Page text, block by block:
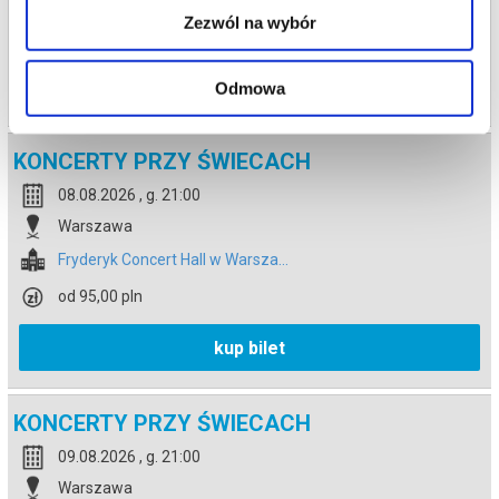
Zezwól na wybór
Odmowa
kup bilet
KONCERTY PRZY ŚWIECACH
08.08.2026 , g. 21:00
Warszawa
Fryderyk Concert Hall w Warsza...
od 95,00 pln
kup bilet
KONCERTY PRZY ŚWIECACH
09.08.2026 , g. 21:00
Warszawa